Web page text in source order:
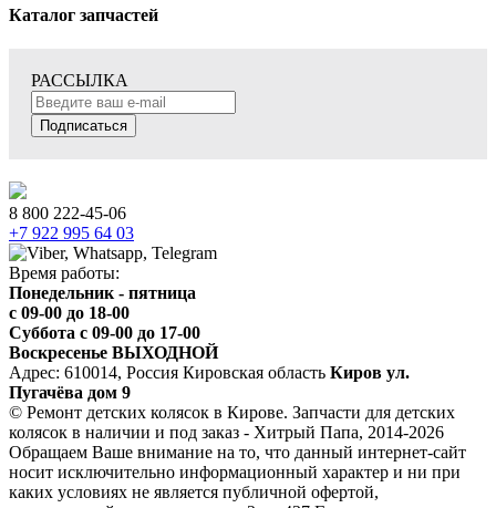
Каталог запчастей
РАССЫЛКА
Подписаться
8 800 222-45-06
+7 922 995 64 03
Время работы:
Понедельник - пятница
c 09-00 до 18-00
Суббота с 09-00 до 17-00
Воскресенье ВЫХОДНОЙ
Адрес: 610014, Россия Кировская область Киров ул.
Пугачёва дом 9
© Ремонт детских колясок в Кирове. Запчасти для детских
колясок в наличии и под заказ - Хитрый Папа, 2014-2026
Обращаем Ваше внимание на то, что данный интернет-сайт
носит исключительно информационный характер и ни при
каких условиях не является публичной офертой,